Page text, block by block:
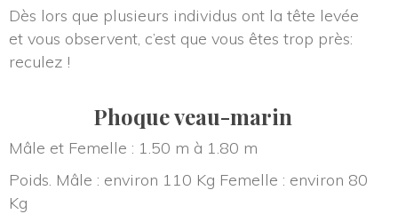
Dès lors que plusieurs individus ont la tête levée
et vous observent, c’est que vous êtes trop près:
reculez !
Phoque veau-marin
Mâle et Femelle : 1.50 m à 1.80 m
Poids. Mâle : environ 110 Kg Femelle : environ 80
Kg